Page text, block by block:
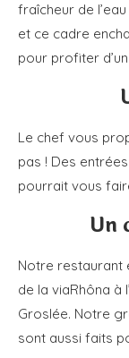
fraîcheur de
et ce cadre
pour profiter
Le chef vous
pas ! Des
pourrait vous
Un
Notre restaurant
de la viaRhôna à
Groslée. Notre
sont aussi faits